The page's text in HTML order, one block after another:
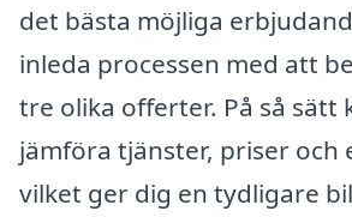
det bästa möjliga
inleda processen med att
tre olika offerter. På så sätt
jämföra tjänster, priser och
vilket ger dig en tydligare